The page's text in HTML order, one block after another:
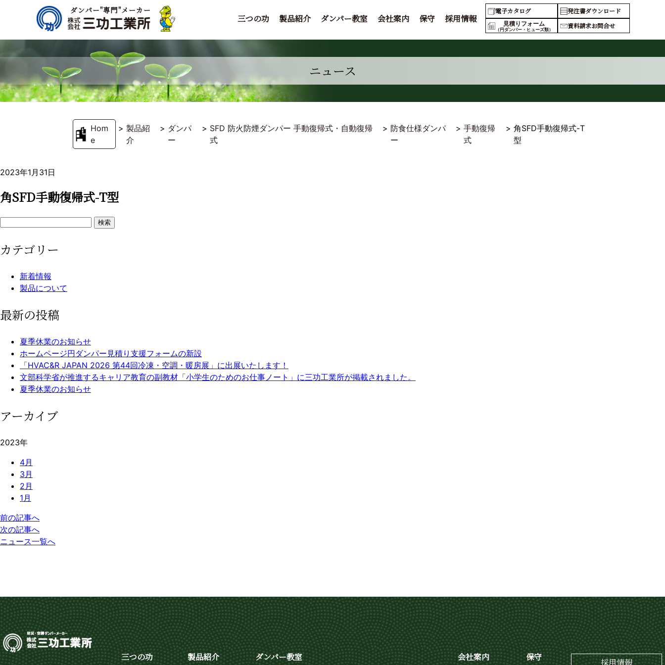
ダンパー"専門"メーカー
三つの功 製品紹介 ダンパー教室 会社案内 保守 採用情報
電子カタログ 発注書ダウンロード
見積りフォーム
（円ダンパー・ヒューズ類） 資料請求お問合せ
ニュース
Hom
e
> 製品紹
介
> ダンパ
ー
> SFD 防火防煙ダンパー 手動復帰式・自動復帰
式
> 防食仕様ダンパ
ー
> 手動復帰
式
> 角SFD手動復帰式-T
型
2023年1月31日
角SFD手動復帰式-T型
カテゴリー
新着情報
製品について
最新の投稿
夏季休業のお知らせ
ホームページ円ダンパー見積り支援フォームの新設
「HVAC&R JAPAN 2026 第44回冷凍・空調・暖房展」に出展いたします！
文部科学省が推進するキャリア教育の副教材「小学生のためのお仕事ノート」に三功工業所が掲載されました。
夏季休業のお知らせ
アーカイブ
2023年
4月
3月
2月
1月
前の記事へ
次の記事へ
ニュース一覧へ
三つの功 製品紹介 ダンパー教室 会社案内 保守 採用情報